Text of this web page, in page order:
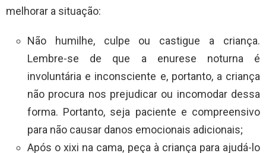
melhorar a situação:
Não humilhe, culpe ou castigue a criança.
Lembre-se de que a enurese noturna é
involuntária e inconsciente e, portanto, a criança
não procura nos prejudicar ou incomodar dessa
forma. Portanto, seja paciente e compreensivo
para não causar danos emocionais adicionais;
Após o xixi na cama, peça à criança para ajudá-lo